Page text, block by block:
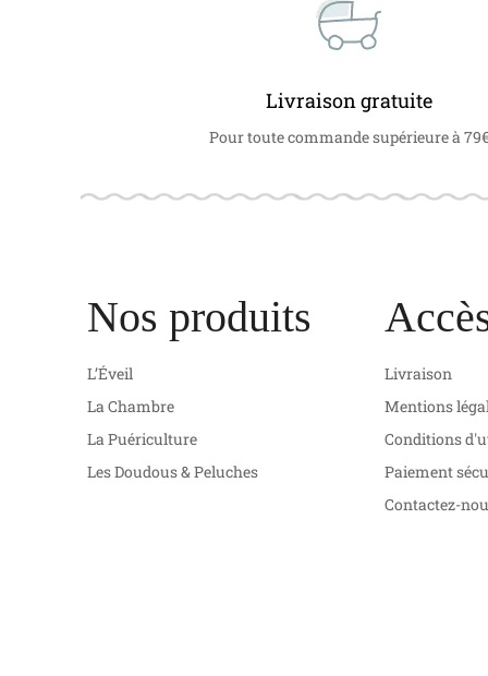
Livraison gratuite
Pour toute commande supérieure à 79€
Nos produits
L’Éveil
La Chambre
La Puériculture
Les Doudous & Peluches
Livraison
Mentions
Conditions
Paiement
Contactez-